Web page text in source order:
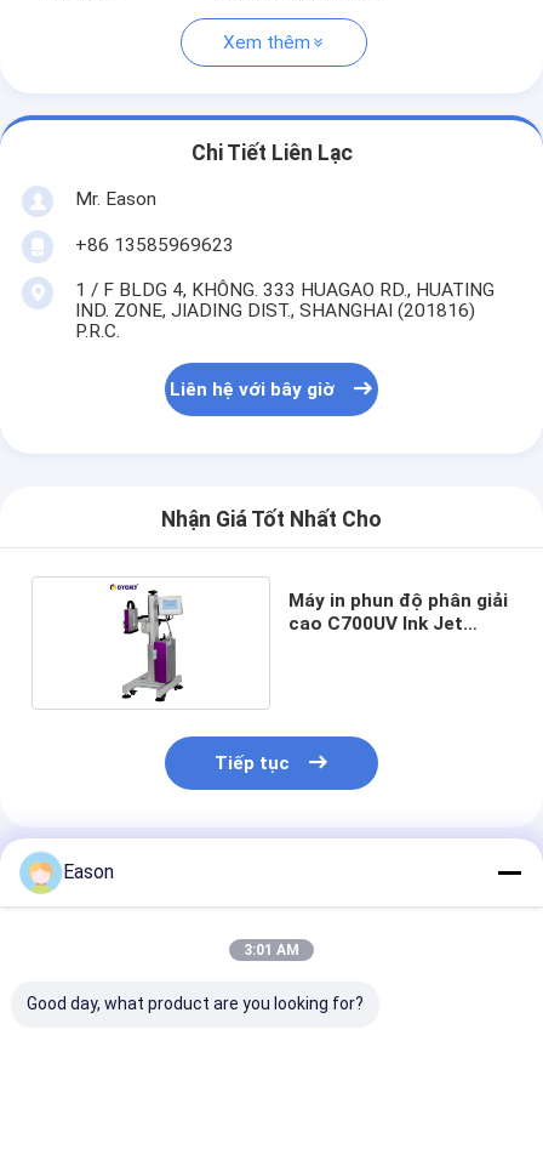
Xem thêm
Chi Tiết Liên Lạc
Mr. Eason
+86 13585969623
1 / F BLDG 4, KHÔNG. 333 HUAGAO RD., HUATING
IND. ZONE, JIADING DIST., SHANGHAI (201816)
P.R.C.
Liên hệ với bây giờ
Nhận Giá Tốt Nhất Cho
Máy in phun độ phân giải
cao C700UV Ink Jet
Tiếp tục
Sản Phẩm Khuyến Cáo
Eason
3:01 AM
Good day, what product are you looking for?